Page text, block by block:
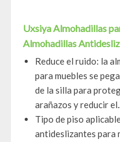
Uxsiya Almohadillas
Almohadillas
Reduce el ruido: la
para muebles se
de la silla para
arañazos y reducir
Tipo de piso
antideslizantes para